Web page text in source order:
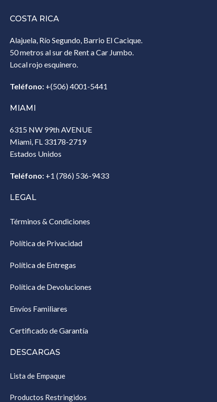
COSTA RICA
Alajuela, Río Segundo, Barrio El Cacique.
50 metros al sur de Rent a Car Jumbo.
Local rojo esquinero.
Teléfono: +(506) 4001-5441
MIAMI
6315 NW 99th AVENUE
Miami, FL 33178-2719
Estados Unidos‎
Teléfono: +1 (786) 536-9433‎
LEGAL
Términos & Condiciones
Política de Privacidad
Política de Entregas
Política de Devoluciones
Envíos Familiares
Certificado de Garantía
DESCARGAS
Lista de Empaque
Productos Restringidos